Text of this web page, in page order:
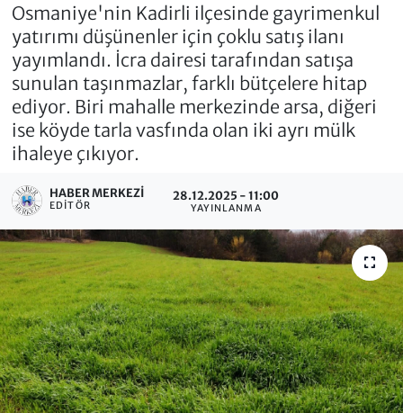
Osmaniye'nin Kadirli ilçesinde gayrimenkul
yatırımı düşünenler için çoklu satış ilanı
yayımlandı. İcra dairesi tarafından satışa
sunulan taşınmazlar, farklı bütçelere hitap
ediyor. Biri mahalle merkezinde arsa, diğeri
ise köyde tarla vasfında olan iki ayrı mülk
ihaleye çıkıyor.
HABER MERKEZI
EDITÖR
28.12.2025 - 11:00
YAYINLANMA
Son Dakika Haberleri
Haber Arşivi